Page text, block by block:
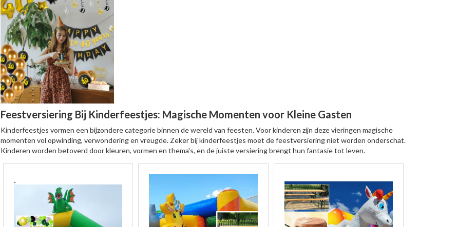
Feestversiering Bij Kinderfeestjes: Magische Momenten voor Kleine Gasten
Kinderfeestjes vormen een bijzondere categorie binnen de wereld van feesten. Voor kinderen zijn deze vieringen magische
momenten vol opwinding, verwondering en vreugde. Zeker bij kinderfeestjes moet de feestversiering niet worden onderschat.
Kinderen worden betoverd door kleuren, vormen en thema's, en de juiste versiering brengt hun fantasie tot leven.